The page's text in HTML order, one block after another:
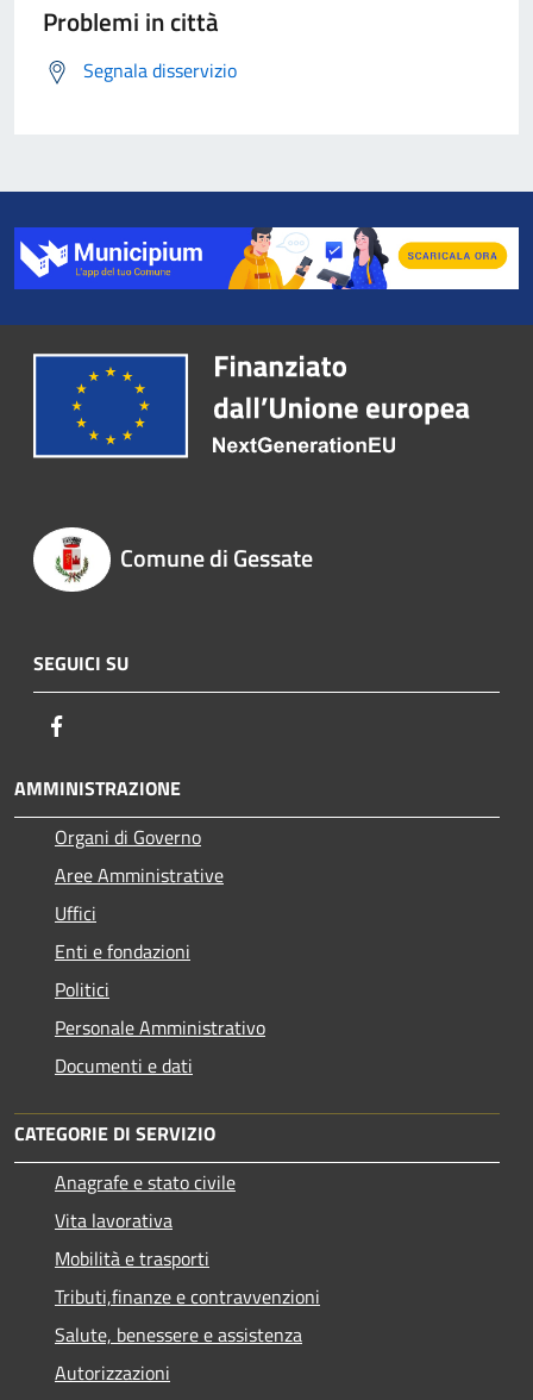
Problemi in città
Segnala disservizio
Comune di Gessate
SEGUICI SU
AMMINISTRAZIONE
Organi di Governo
Aree Amministrative
Uffici
Enti e fondazioni
Politici
Personale Amministrativo
Documenti e dati
CATEGORIE DI SERVIZIO
Anagrafe e stato civile
Vita lavorativa
Mobilità e trasporti
Tributi,finanze e contravvenzioni
Salute, benessere e assistenza
Autorizzazioni